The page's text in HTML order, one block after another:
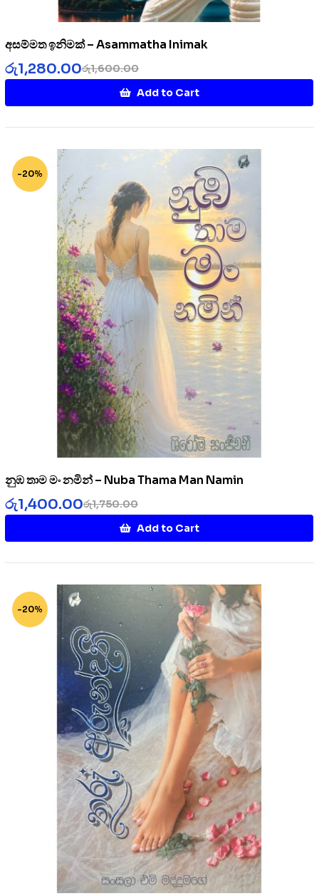
අසම්මත ඉනිමක් – Asammatha Inimak
රු1,600.00
රු1,280.00
Add to Cart
-20%
නුඹ තාම මං නමින් – Nuba Thama Man Namin
රු1,750.00
රු1,400.00
Add to Cart
-20%